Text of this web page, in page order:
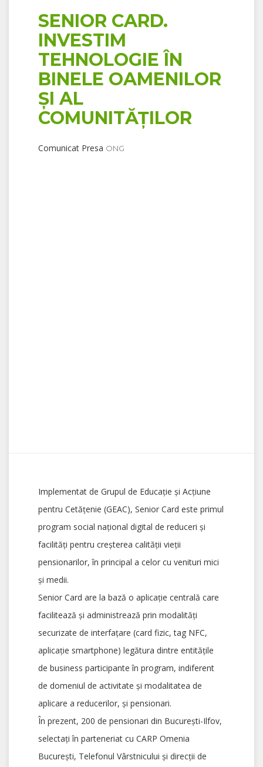
SENIOR CARD.
INVESTIM
TEHNOLOGIE ÎN
BINELE OAMENILOR
ȘI AL
COMUNITĂȚILOR
Comunicat Presa ONG
Implementat de Grupul de Educație și Acțiune
pentru Cetățenie (GEAC), Senior Card este primul
program social național digital de reduceri și
facilități pentru creșterea calității vieții
pensionarilor, în principal a celor cu venituri mici
și medii.
Senior Card are la bază o aplicație centrală care
facilitează și administrează prin modalități
securizate de interfațare (card fizic, tag NFC,
aplicație smartphone) legătura dintre entitățile
de business participante în program, indiferent
de domeniul de activitate și modalitatea de
aplicare a reducerilor, și pensionari.
În prezent, 200 de pensionari din București-Ilfov,
selectați în parteneriat cu CARP Omenia
București, Telefonul Vârstnicului și direcții de